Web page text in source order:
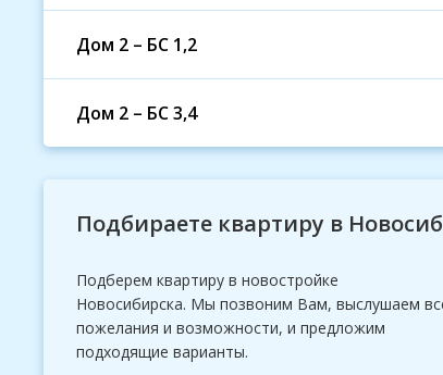
Дом 2 – БС 1,2
Дом 2 – БС 3,4
Подбираете квартиру в
Подберем квартиру в новостройке
Новосибирска. Мы позвоним Вам, выслушаем
пожелания и возможности, и предложим
подходящие варианты.